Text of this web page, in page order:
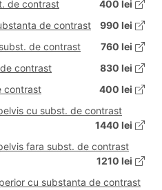
de contrast
400 lei
de contrast
990 lei
de contrast
760 lei
contrast
830 lei
contrast
400 lei
cu subst. de contrast
1440 lei
fara subst. de contrast
1210 lei
cu substanta de contrast